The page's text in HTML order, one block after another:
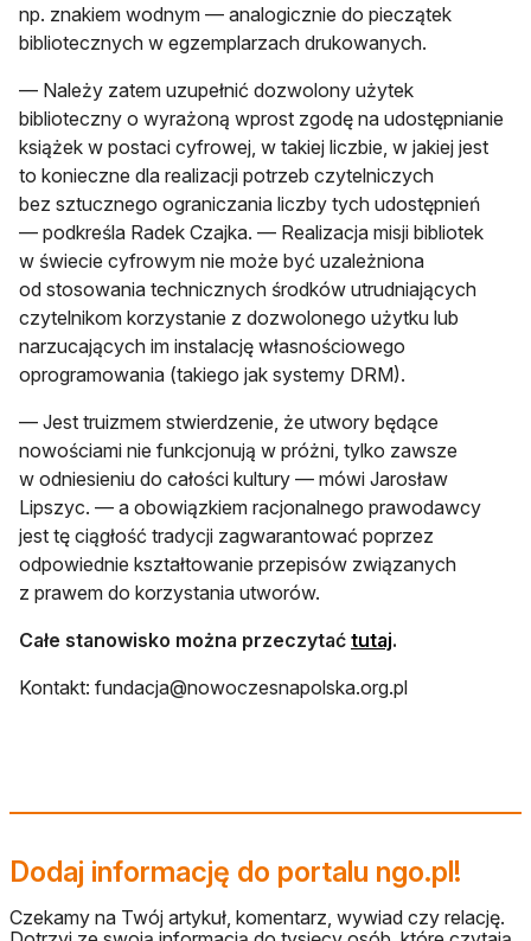
np. znakiem wodnym — analogicznie do pieczątek
bibliotecznych w egzemplarzach drukowanych.
— Należy zatem uzupełnić dozwolony użytek
biblioteczny o wyrażoną wprost zgodę na udostępnianie
książek w postaci cyfrowej, w takiej liczbie, w jakiej jest
to konieczne dla realizacji potrzeb czytelniczych
bez sztucznego ograniczania liczby tych udostępnień
— podkreśla Radek Czajka. — Realizacja misji bibliotek
w świecie cyfrowym nie może być uzależniona
od stosowania technicznych środków utrudniających
czytelnikom korzystanie z dozwolonego użytku lub
narzucających im instalację własnościowego
oprogramowania (takiego jak systemy DRM).
— Jest truizmem stwierdzenie, że utwory będące
nowościami nie funkcjonują w próżni, tylko zawsze
w odniesieniu do całości kultury — mówi Jarosław
Lipszyc. — a obowiązkiem racjonalnego prawodawcy
jest tę ciągłość tradycji zagwarantować poprzez
odpowiednie kształtowanie przepisów związanych
z prawem do korzystania utworów.
Całe stanowisko można przeczytać tutajotwiera się w
.
Kontakt: fundacja@nowoczesnapolska.org.pl
Dodaj informację do portalu ngo.pl!
Czekamy na Twój artykuł, komentarz, wywiad czy relację.